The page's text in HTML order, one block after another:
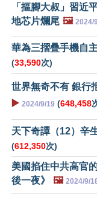
「摳腳大叔」習近
地芯片爛尾 🖼️ 2024/
華為三摺疊手機自
(33,590次)
世界無奇不有 銀行
▶️ 2024/9/19 (648,458
天下奇譚（12）辛
(612,350次)
美國掐住中共高官
後一夜》
🖼️ 2024/9/